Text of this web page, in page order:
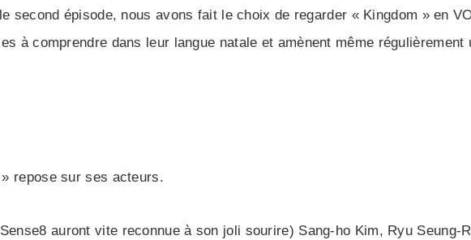
second épisode, nous avons fait le choix de regarder « Kingdom » en
à comprendre dans leur langue natale et amènent même régulièrement
repose sur ses acteurs.
auront vite reconnue à son joli sourire) Sang-ho Kim, Ryu Seung-